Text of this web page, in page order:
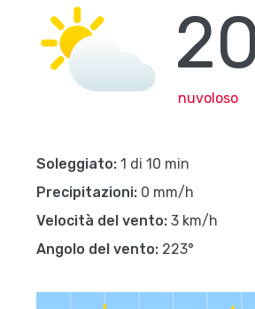
nuvoloso
Soleggiato: 1 di 10 min
Precipitazioni: 0 mm/h
Velocità del vento: 3 km/h
Angolo del vento: 223°